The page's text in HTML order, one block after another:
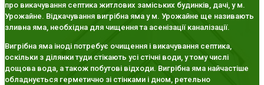
про викачування септика житлових заміських будинків, дачі, у м.
Урожайне. Відкачування вигрібна яма у м. Урожайне ще називають
зливна яма, необхідна для чищення та асенізації каналізації.
Вигрібна яма іноді потребує очищення і викачування септика,
оскільки з ділянки туди стікають усі стічні води, у тому числі
дощова вода, а також побутові відходи. Вигрібна яма найчастіше
обладнується герметично зі стінками і дном, ретельно